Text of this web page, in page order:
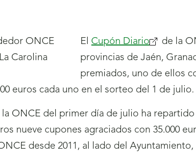
El Cupón Diario(se
abrirá
nueva
ventana)
de la
provincias de Jaén,
premiados, uno de ellos
euros cada uno en el sorteo del 1 de julio.
ONCE del primer día de julio ha
nueve cupones agraciados con 35.000
desde 2011, al lado del